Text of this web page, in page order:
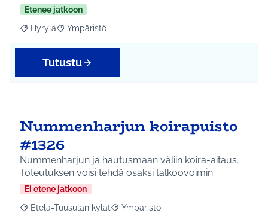
Etenee jatkoon
Rajaa tulokset aihepiirin mukaan: Hyrylä
Hyrylä Rajaa tulokset teeman mukaan: Ympäristö
Ympäristö
Tutustu
Nummenharjun koirapuisto
#1326
Nummenharjun ja hautusmaan väliin koira-aitaus.
Toteutuksen voisi tehdä osaksi talkoovoimin.
Ei etene jatkoon
Rajaa tulokset aihepiirin mukaan: Etelä-Tuusulan kylät
Etelä-Tuusulan kylät Rajaa tulokset teeman mukaan:
Ympäristö